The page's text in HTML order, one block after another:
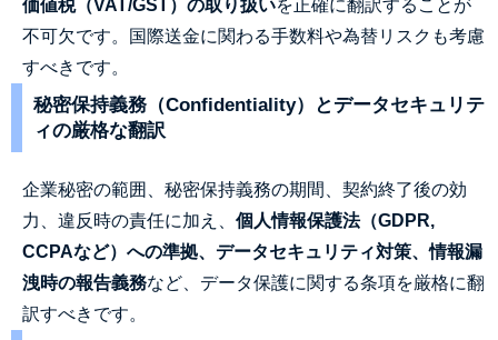
価値税（VAT/GST）の取り扱いを正確に翻訳することが
不可欠です。国際送金に関わる手数料や為替リスクも考慮
すべきです。
秘密保持義務（Confidentiality）とデータセキュリテ
ィの厳格な翻訳
企業秘密の範囲、秘密保持義務の期間、契約終了後の効
力、違反時の責任に加え、 個人情報保護法（GDPR,
CCPAなど）への準拠、データセキュリティ対策、情報漏
洩時の報告義務など、データ保護に関する条項を厳格に翻
訳すべきです。